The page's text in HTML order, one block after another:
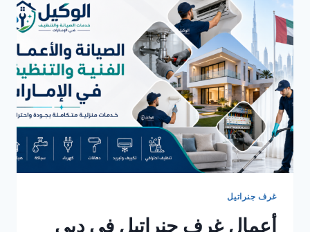
غرف جنراتيل
أعمال غرف جنراتيل في دبي